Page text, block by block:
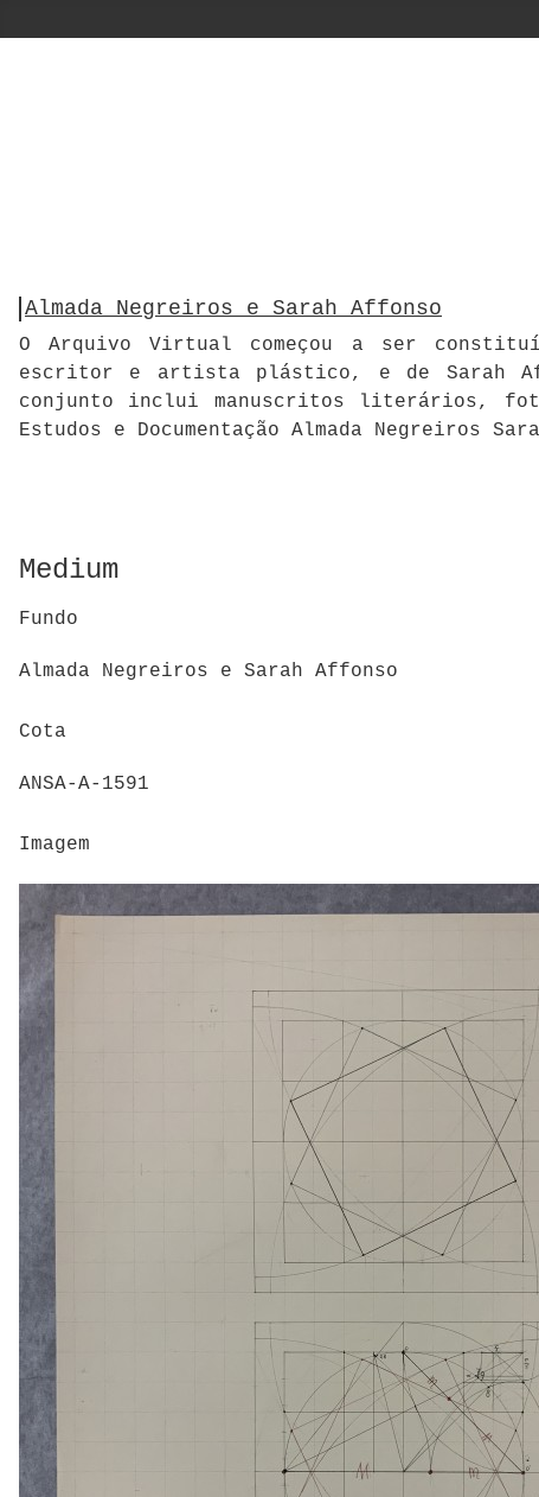
Almada Negreiros e Sarah Affonso
O Arquivo Virtual começou a ser
escritor e artista plástico, e de Sarah
conjunto inclui manuscritos literários,
Estudos e Documentação Almada Negreiros
Medium
Fundo
Almada Negreiros e Sarah Affonso
Cota
ANSA-A-1591
Imagem